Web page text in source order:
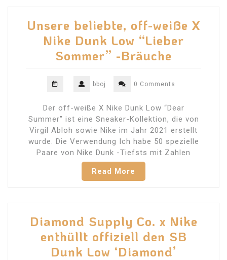
Unsere beliebte, off-weiße X
Nike Dunk Low “Lieber
Sommer” -Bräuche
bboj 0 Comments
Der off-weiße X Nike Dunk Low “Dear
Summer” ist eine Sneaker-Kollektion, die von
Virgil Abloh sowie Nike im Jahr 2021 erstellt
wurde. Die Verwendung Ich habe 50 spezielle
Paare von Nike Dunk -Tiefsts mit Zahlen
Read More
Diamond Supply Co. x Nike
enthüllt offiziell den SB
Dunk Low ‘Diamond’